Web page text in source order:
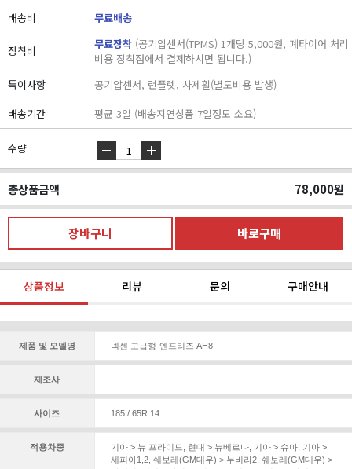
배송비
무료배송
장착비 무료장착 (공기압센서(TPMS) 1개당 5,000원, 폐타이어 처리
비용 장착점에서 결제하시면 됩니다.)
특이사항
공기압센서, 런플렛, 사제휠(별도비용 발생)
배송기간
평균 3일 (배송지연상품 7일정도 소요)
수량
총상품금액 78,000원
상품정보 리뷰 문의 구매안내
제품 및 모델명 넥센 고급형-엔프리즈 AH8
제조사
사이즈 185 / 65R 14
적용차종 기아 > 뉴 프라이드 현대 > 뉴베르나, 기아 > 슈마, 기아 >
세피아1,2, 쉐보레(GM대우) > 누비라2, 쉐보레(GM대우) >